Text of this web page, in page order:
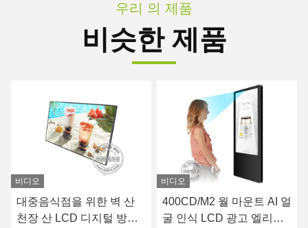
우리 의 제품
비슷한 제품
비디오
대중음식점을 위한 벽 산
천장 산 LCD 디지털 방식
비디오
400CD/M2 월 마운트 AI 얼
굴 인식 LCD 광고 엘리베